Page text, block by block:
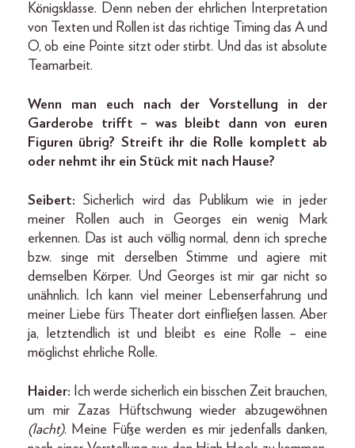
Königsklasse. Denn neben der ehrlichen Interpretation
von Texten und Rollen ist das richtige Timing das A und
O, ob eine Pointe sitzt oder stirbt. Und das ist absolute
Teamarbeit.
Wenn man euch nach der Vorstellung in der
Garderobe trifft – was bleibt dann von euren
Figuren übrig? Streift ihr die Rolle komplett ab
oder nehmt ihr ein Stück mit nach Hause?
Seibert:Sicherlich wird das Publikum wie in jeder
meiner Rollen auch in Georges ein wenig Mark
erkennen. Das ist auch völlig normal, denn ich spreche
bzw. singe mit derselben Stimme und agiere mit
demselben Körper. Und Geor­ges ist mir gar nicht so
unähnlich. Ich kann viel meiner Lebenserfahrung und
meiner Liebe fürs Theater dort einfließen lassen. Aber
ja, letztendlich ist und bleibt es eine Rolle – eine
möglichst ehrliche Rolle.
Haider: Ich werde sicherlich ein bisschen Zeit brauchen,
um mir Zazas Hüftschwung wieder abzugewöhnen
(lacht). Meine Füße werden es mir jedenfalls danken,